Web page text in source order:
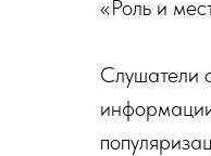
«Роль и
Слушатели